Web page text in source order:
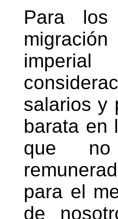
Para los
salarios y
barata en
que no
para el
de